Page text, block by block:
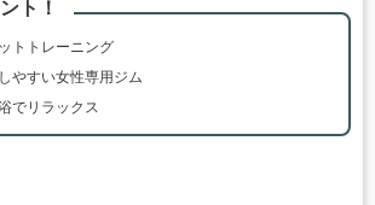
ト！
トトレーニング
やすい女性専用ジム
でリラックス